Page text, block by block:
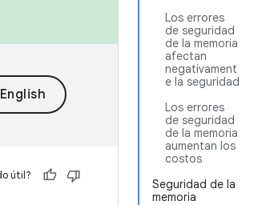
Los errores
de seguridad
de la memoria
afectan
negativament
e la seguridad
Los errores
de seguridad
de la memoria
aumentan los
costos
Seguridad de la
memoria
útil?